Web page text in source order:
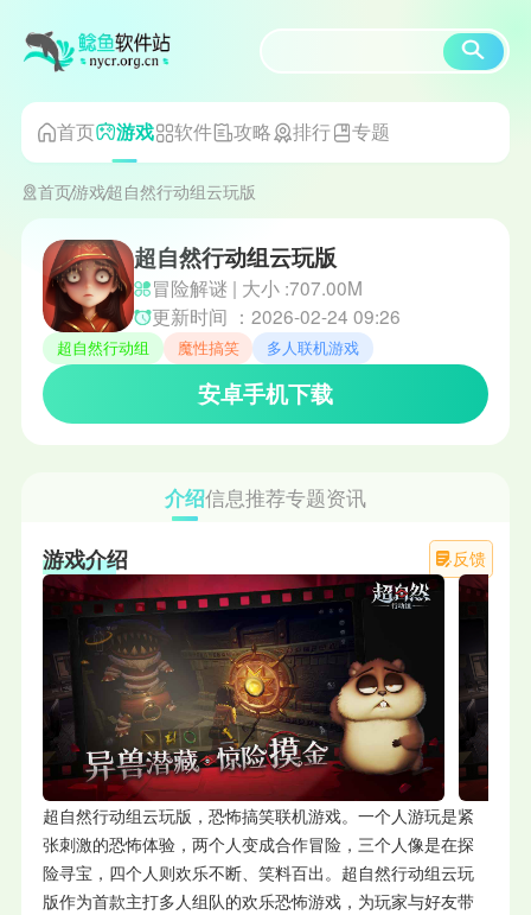
首页 游戏 软件 攻略 排行 专题
首页游戏超自然行动组云玩版
超自然行动组云玩版
冒险解谜 | 大小 :707.00M
更新时间 ：2026-02-24 09:26
超自然行动组 魔性搞笑 多人联机游戏
安卓手机下载
介绍信息推荐专题资讯
反馈
游戏介绍
超自然行动组云玩版，恐怖搞笑联机游戏。一个人游玩是紧
张刺激的恐怖体验，两个人变成合作冒险，三个人像是在探
险寻宝，四个人则欢乐不断、笑料百出。超自然行动组云玩
版作为首款主打多人组队的欢乐恐怖游戏，为玩家与好友带